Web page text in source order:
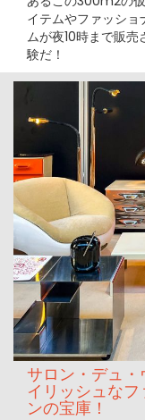
イテムやファッシ
ムが夜10時まで販
験だ！
サロン・デュ
イリッシュな
ンの宝庫！